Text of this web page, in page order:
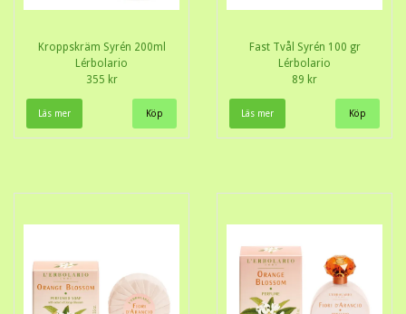
Kroppskräm Syrén 200ml
Lérbolario
355 kr
Läs mer
Fast Tvål Syrén 100 gr
Lérbolario
89 kr
Läs mer